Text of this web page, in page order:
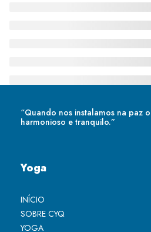
“Quando nos instalamos na paz
harmonioso e tranquilo.”
Yoga
INÍCIO
SOBRE CYQ
YOGA